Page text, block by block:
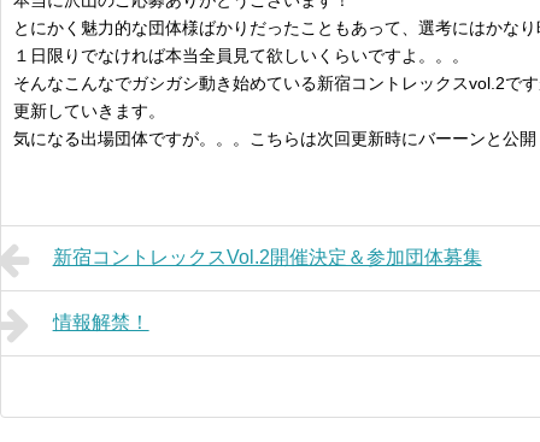
とにかく魅力的な団体様ばかりだったこともあって、選考にはかな
１日限りでなければ本当全員見て欲しいくらいですよ。。。
そんなこんなでガシガシ動き始めている新宿コントレックスvol.2で
更新していきます。
気になる出場団体ですが。。。こちらは次回更新時にバーーンと公
新宿コントレックスVol.2開催決定＆参加団体募集
情報解禁！